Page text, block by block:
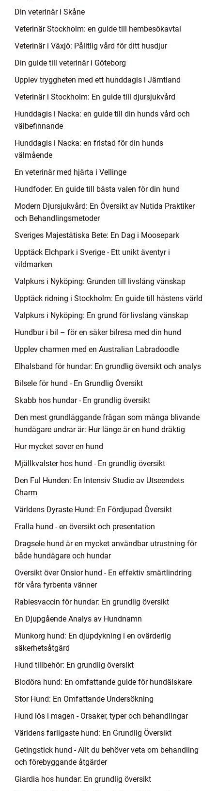
Din veterinär i Skåne
Veterinär Stockholm: en guide till hembesökavtal
Veterinär i Växjö: Pålitlig vård för ditt husdjur
Din guide till veterinär i Göteborg
Upplev tryggheten med ett hunddagis i Jämtland
Veterinär i Stockholm: En guide till djursjukvård
Hunddagis i Nacka: en guide till din hunds vård och
välbefinnande
Hunddagis i Nacka: en fristad för din hunds
välmående
En veterinär med hjärta i Vellinge
Hundfoder: En guide till bästa valen för din hund
Modern Djursjukvård: En Översikt av Nutida Praktiker
och Behandlingsmetoder
Sveriges Majestätiska Bete: En Dag i Moosepark
Upptäck Elchpark i Sverige - Ett unikt äventyr i
vildmarken
Valpkurs i Nyköping: Grunden till livslång vänskap
Upptäck ridning i Stockholm: En guide till hästens värld
Valpkurs i Nyköping: En grund för livslång vänskap
Hundbur i bil – för en säker bilresa med din hund
Upplev charmen med en Australian Labradoodle
Elhalsband för hundar: En grundlig översikt och analys
Bilsele för hund - En Grundlig Översikt
Skabb hos hundar - En grundlig översikt
Den mest grundläggande frågan som många blivande
hundägare undrar är: Hur länge är en hund dräktig
Hur mycket sover en hund
Mjällkvalster hos hund - En grundlig översikt
Den Ful Hunden: En Intensiv Studie av Utseendets
Charm
Världens Dyraste Hund: En Fördjupad Översikt
Fralla hund - en översikt och presentation
Dragsele hund är en mycket användbar utrustning för
både hundägare och hundar
Oversikt över Onsior hund - En effektiv smärtlindring
för våra fyrbenta vänner
Rabiesvaccin för hundar: En grundlig översikt
En Djupgående Analys av Hundnamn
Munkorg hund: En djupdykning i en ovärderlig
säkerhetsåtgärd
Hund tillbehör: En grundlig översikt
Blodöra hund: En omfattande guide för hundälskare
Stor Hund: En Omfattande Undersökning
Hund lös i magen - Orsaker, typer och behandlingar
Världens farligaste hund: En Grundlig Översikt
Getingstick hund - Allt du behöver veta om behandling
och förebyggande åtgärder
Giardia hos hundar: En grundlig översikt